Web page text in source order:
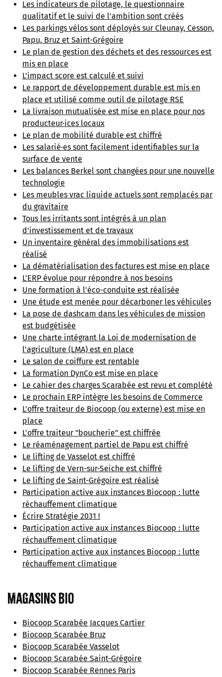
Les indicateurs de pilotage, le questionnaire
qualitatif et le suivi de l'ambition sont créés
Les parkings vélos sont déployés sur Cleunay, Cesson,
Papu, Bruz et Saint-Grégoire
Le plan de gestion des déchets et des ressources est
mis en place
L'impact score est calculé et suivi
Le rapport de développement durable est mis en
place et utilisé comme outil de pilotage RSE
La livraison mutualisée est mise en place pour nos
producteur·ices locaux
Le plan de mobilité durable est chiffré
Les salarié·es sont facilement identifiables sur la
surface de vente
Les balances Berkel sont changées pour une nouvelle
technologie
Les meubles vrac liquide actuels sont remplacés par
du gravitaire
Tous les irritants sont intégrés à un plan
d'investissement et de travaux
Un inventaire général des immobilisations est
réalisé
La dématérialisation des factures est mise en place
L'ERP évolue pour répondre à nos besoins
Une formation à l'éco-conduite est réalisée
Une étude est menée pour décarboner les véhicules
La pose de dashcam dans les véhicules de mission
est budgétisée
Une charte intégrant la Loi de modernisation de
l'agriculture (LMA) est en place
Le salon de coiffure est rentable
La formation DynCo est mise en place
Le cahier des charges Scarabée est revu et complété
Le prochain ERP intègre les besoins de Commerce
L'offre traiteur de Biocoop (ou externe) est mise en
place
L'offre traiteur "boucherie" est chiffrée
Le réaménagement partiel de Papu est chiffré
Le lifting de Vasselot est chiffré
Le lifting de Vern-sur-Seiche est chiffré
Le lifting de Saint-Grégoire est réalisé
Participation active aux instances Biocoop : lutte
réchauffement climatique
Écrire Stratégie 2031 !
Participation active aux instances Biocoop : lutte
réchauffement climatique
Participation active aux instances Biocoop : lutte
réchauffement climatique
Magasins bio
Biocoop Scarabée Jacques Cartier
Biocoop Scarabée Bruz
Biocoop Scarabée Vasselot
Biocoop Scarabée Saint-Grégoire
Biocoop Scarabée Rennes Paris